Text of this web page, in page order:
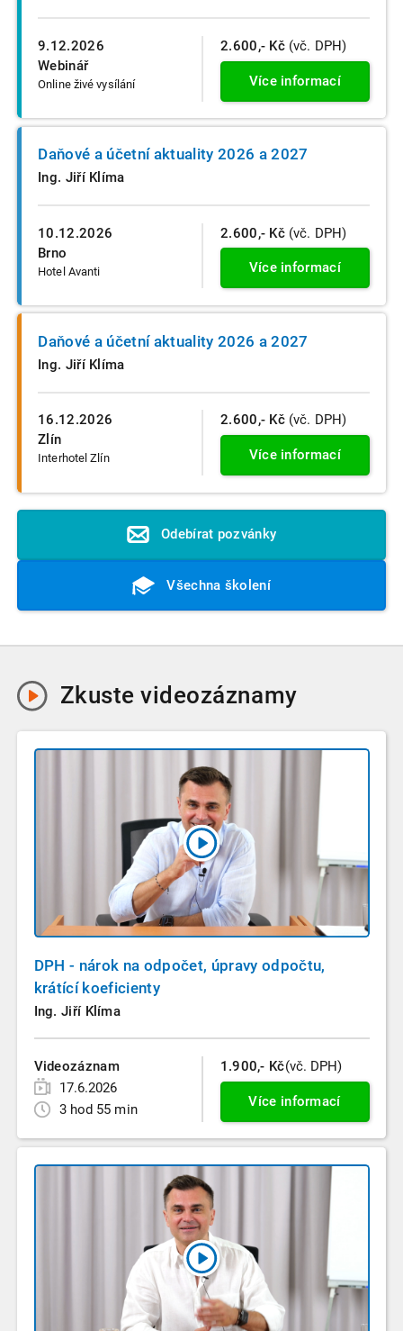
9.12.2026
Webinář
Online živé vysílání
2.600,- Kč (vč. DPH)
Více informací
10.12.2026
Brno
Hotel Avanti
Daňové a účetní aktuality 2026 a 2027
Ing. Jiří Klíma
2.600,- Kč (vč. DPH)
Více informací
16.12.2026
Zlín
Interhotel Zlín
Daňové a účetní aktuality 2026 a 2027
Ing. Jiří Klíma
2.600,- Kč (vč. DPH)
Více informací
Odebírat pozvánky
Všechna školení
Zkustevideozáznamy
DPH - nárok na odpočet, úpravy odpočtu,
krátící koeficienty
Ing. Jiří Klíma
Videozáznam
17.6.2026
3 hod 55 min
1.900,- Kč(vč. DPH)
Více informací